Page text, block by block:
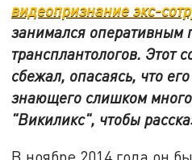
видеопризнание экс-
занимался оперативным
трансплантологов. Этот
сбежал, опасаясь, что
знающего слишком
"Викиликс", чтобы
В ноябре 2014 года он